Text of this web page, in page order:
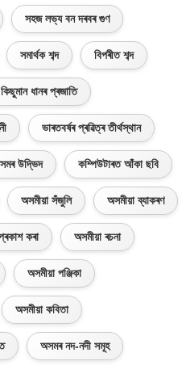
সহজ লভ্য বন দৰবৰ গুণ
সমাৰ্থক শব্দ বিপৰীত শব্দ
ধানৰ প্ৰজাতি
ভাৰতবৰ্ষৰ প্ৰৱিত্ৰ তীৰ্থস্থান
উদ্ভিদ কম্পিউটাৰত আঁকা ছবি
অসমীয়া সঁজুলি অসমীয়া ব্যাকৰণ
কৰা অসমীয়া ৰচনা
অসমীয়া পঞ্জিকা
অসমীয়া কবিতা
অসমৰ নদ-নদী সমূহ